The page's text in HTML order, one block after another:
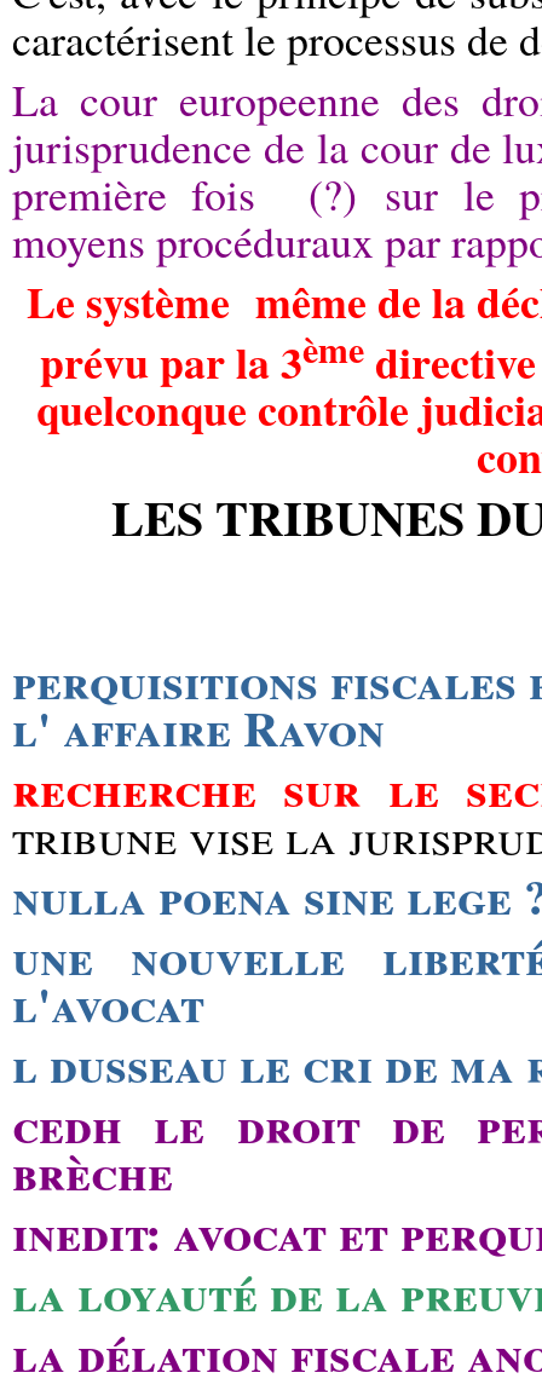
caractérisent le processus de
La cour europeenne des
jurisprudence de la cour de
première fois (?) sur le
moyens procéduraux par
Le système même de la
prévu par la 3ème
quelconque contrôle
LES TRIBUNES
perquisitions fiscales
l' affaire Ravon
recherche sur le
tribune vise la
nulla poena sine lege
une nouvelle
l'avocat
l dusseau le cri de
cedh le droit de
brèche
inedit: avocat et
la loyauté de la
la délation fiscale